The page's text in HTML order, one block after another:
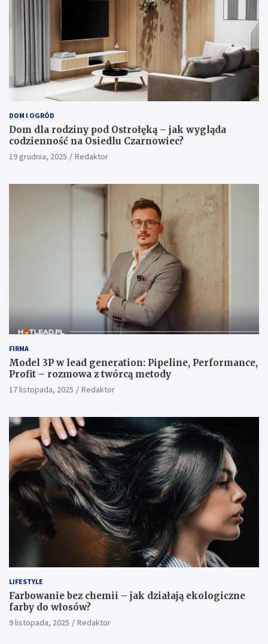
DOM I OGRÓD
Dom dla rodziny pod Ostrołęką – jak wygląda
codzienność na Osiedlu Czarnowiec?
19 grudnia, 2025 Redaktor
FIRMA
Model 3P w lead generation: Pipeline, Performance,
Profit – rozmowa z twórcą metody
17 listopada, 2025 Redaktor
LIFESTYLE
Farbowanie bez chemii – jak działają ekologiczne
farby do włosów?
9 listopada, 2025 Redaktor